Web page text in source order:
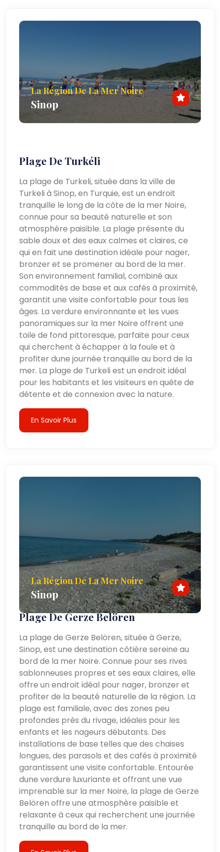
La Région De La Mer Noire
Sinop
Plage De Turkéli
La plage de Turkeli, située dans la ville de
Turkeli à Sinop, en Turquie, est un endroit
tranquille le long de la côte de la mer Noire,
connue pour sa beauté naturelle et son
atmosphère paisible. La plage présente du
sable doux et des eaux calmes et claires, ce
qui en fait une destination idéale pour nager,
bronzer et se promener au bord de la mer.
Son environnement familial, combiné aux
commodités de base et aux cafés à proximité,
garantit une visite confortable pour tous les
âges. La verdure environnante et les vues
panoramiques sur la mer Noire offrent une
toile de fond pittoresque, parfaite pour ceux
qui cherchent à échapper à la foule et à
profiter dune journée tranquille au bord de la
mer. La plage de Turkeli est un endroit idéal
pour les habitants et les visiteurs en quête de
détente et de connexion avec la nature.
En Savoir Plus
La Région De La Mer Noire
Sinop
Plage De Gerze Belören
La plage de Gerze Belören, située à Gerze,
Sinop, est une destination côtière sereine au
bord de la mer Noire. Connue pour ses rives
sablonneuses propres et ses eaux claires, elle
offre un endroit idéal pour nager, bronzer et
profiter de la beauté naturelle de la région. La
plage est familiale, avec des zones peu
profondes près du rivage, idéales pour les
enfants et les nageurs débutants. Des
installations de base telles que des chaises
longues, des parasols et des cafés à proximité
garantissent une visite confortable. Entourée
dune verdure luxuriante et offrant une vue
imprenable sur la mer Noire, la plage de Gerze
Belören offre une atmosphère paisible et
relaxante à ceux qui recherchent une journée
tranquille au bord de la mer.